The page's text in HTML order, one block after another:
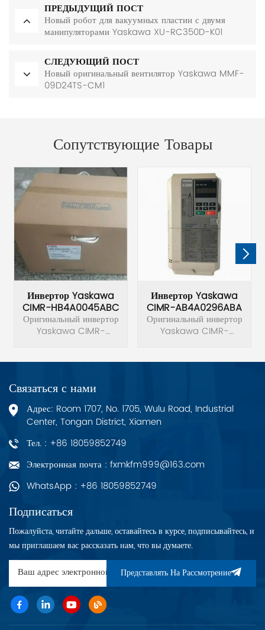
ПРЕДЫДУЩИЙ ПОСТ
Новый робот для вакуумных пластин с двумя
манипуляторами Yaskawa XU-RC350D-K01
СЛЕДУЮЩИЙ ПОСТ
Новый оригинальный вентилятор Yaskawa MMF-
09D24TS-CM1
Сопутствующие Товары
Инвертор Yaskawa
CIMR-HB4A0045ABC
Оригинальный инвертор
Yaskawa CIMR-
Инвертор Yaskawa
CIMR-AB4A0296ABA
Оригинальный инвертор
Yaskawa CIMR-
Связаться с нами
Адрес: Room 1707, No. 1705, Wulu Road, Industrial
Center, Tongan District, Xiamen
Тел. : +86 18059852749
Электронная почта : fxmkfm999@163.com
WhatsApp : +86 18059852749
Подписаться
Пожалуйста, читайте дальше, оставайтесь в курсе, подписывайтесь, и
мы приглашаем вас рассказать нам, что вы думаете.
Представлять На Рассмотрение